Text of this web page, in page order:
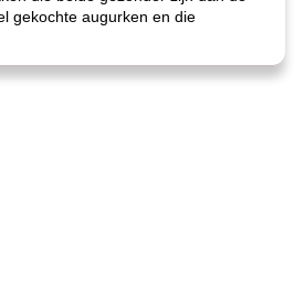
gekochte augurken en die